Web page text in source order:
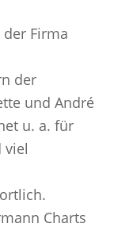
Firma
der
und André
u. a. für
viel
Charts